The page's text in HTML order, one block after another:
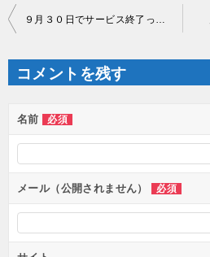
投
稿
ナ
ゲ
ー
シ
ン
コメントを残す
名前 必須
メール（公開されません） 必須